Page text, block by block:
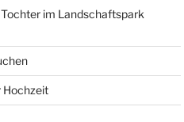
im Landschaftspark
Hochzeit